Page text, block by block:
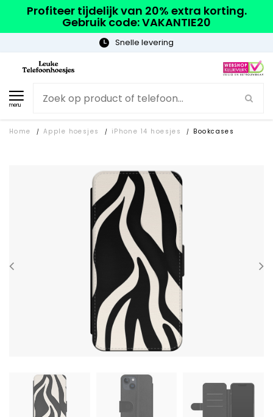
Profiteer tijdelijk van 20% extra korting.
Gebruik code: VAKANTIE20
Gratis verzending
menu
Home / Apple hoesjes / iPhone 14 hoesjes / Bookcases